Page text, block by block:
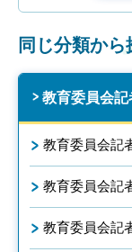
同じ分類から
教育委員会
教育委員会記
教育委員会記
教育委員会記